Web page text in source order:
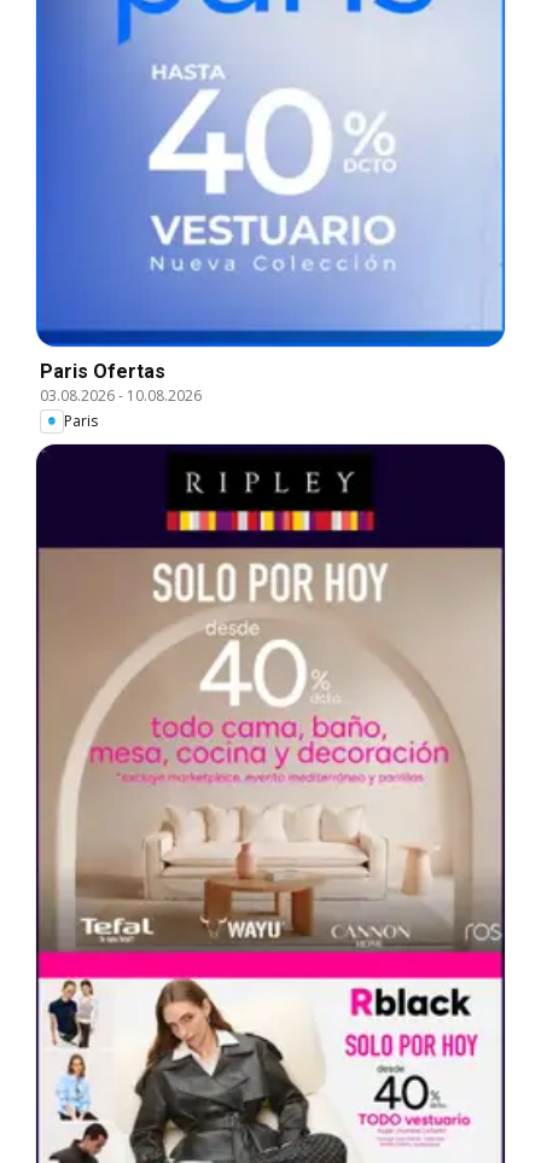
Paris Ofertas
03.08.2026- 10.08.2026
Paris